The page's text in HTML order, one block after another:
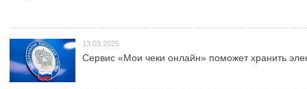
13.03.2025
Сервис «Мои чеки онлайн» поможет хранить